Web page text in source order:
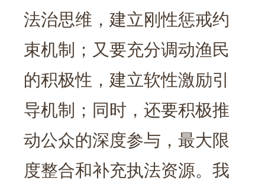
法治思维，建立刚性惩戒约
束机制；又要充分调动渔民
的积极性，建立软性激励引
导机制；同时，还要积极推
动公众的深度参与，最大限
度整合和补充执法资源。我